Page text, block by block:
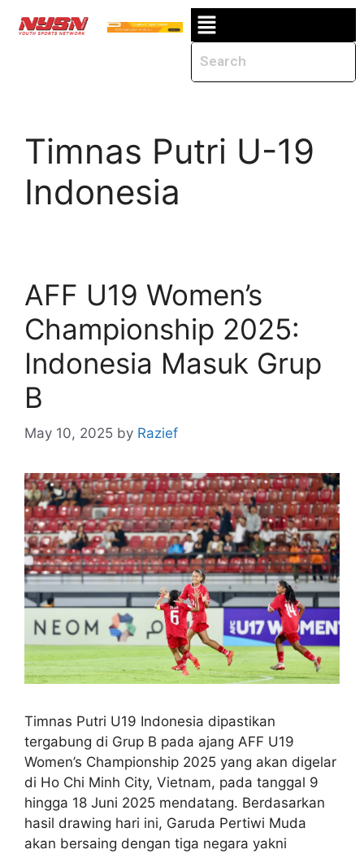
Timnas Putri U-19
Indonesia
AFF U19 Women’s
Championship 2025:
Indonesia Masuk Grup
B
May 10, 2025 by Razief
Timnas Putri U19 Indonesia dipastikan
tergabung di Grup B pada ajang AFF U19
Women’s Championship 2025 yang akan digelar
di Ho Chi Minh City, Vietnam, pada tanggal 9
hingga 18 Juni 2025 mendatang. Berdasarkan
hasil drawing hari ini, Garuda Pertiwi Muda
akan bersaing dengan tiga negara yakni